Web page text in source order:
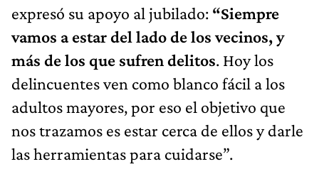
expresó su apoyo al jubilado: “Siempre
vamos a estar del lado de los vecinos, y
más de los que sufren delitos. Hoy los
delincuentes ven como blanco fácil a los
adultos mayores, por eso el objetivo que
nos trazamos es estar cerca de ellos y darle
las herramientas para cuidarse”.